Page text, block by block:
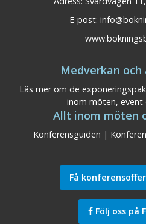
E-post:
Medverkan och
Läs mer om de
inom möten, event
Allt inom möten
Konferensguiden |
Få
Följ oss på